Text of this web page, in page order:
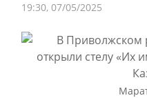
19:30 07/05/2025